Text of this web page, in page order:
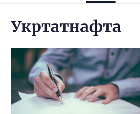
Укртатнафта